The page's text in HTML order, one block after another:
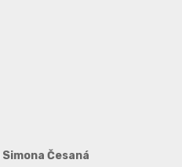
Simona Česaná